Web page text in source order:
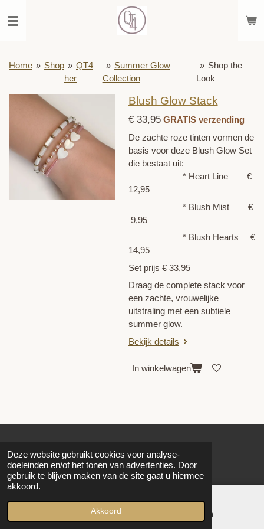
Deze website gebruikt cookies voor analyse-
doeleinden en/of het tonen van advertenties. Door
gebruik te blijven maken van de site gaat u hiermee
akkoord.
Akkoord
direct
hoofdinhoud
Home » Shop » QT4
her
» Summer Glow
Collection
» Shop the
Look
Blush Glow Stack
€ 33,95 GRATIS verzending
De zachte roze tinten vormen de
basis voor deze Blush Glow Set
die bestaat uit:
* Heart Line €
12,95
* Blush Mist €
9,95
* Blush Hearts €
14,95
Set prijs € 33,95
Draag de complete stack voor
een zachte, vrouwelijke
uitstraling met een subtiele
summer glow.
Bekijk details
In winkelwagen
Powered by JouwWeb
Instagram